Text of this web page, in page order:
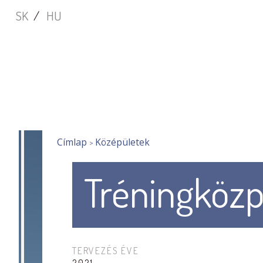
Ugrás
Főmenü
SK HU
You
here
Címlap Középületek
TERVEZÉS ÉVE